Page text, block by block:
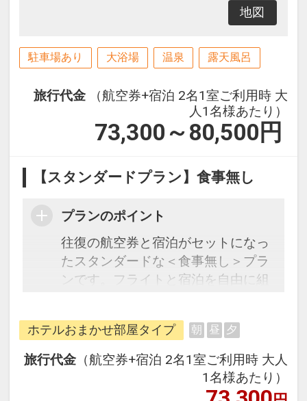
地図
駐車場あり 大浴場 温泉 露天風呂
旅行代金
（航空券+宿泊 2名1室ご利用時 大
人1名様あたり）
73,300～80,500 円
【スタンダードプラン】食事無し
プランのポイント
往復の航空券と宿泊がセットになっ
たスタンダードな＜食事無し＞プラ
ンです。フライトと宿泊を自由に組
ージだから、一都市滞在はもちろん
周遊旅行にも最適！
旅行期間中の1泊だけの宿泊や延
泊・飛び泊なども自由自在です。
フライトは、安心のJAL（または
ホテルおまかせ部屋タイプ 朝 昼 夕
旅行代金 （航空券+宿泊 2名1室ご利用時 大人
1名様あたり）